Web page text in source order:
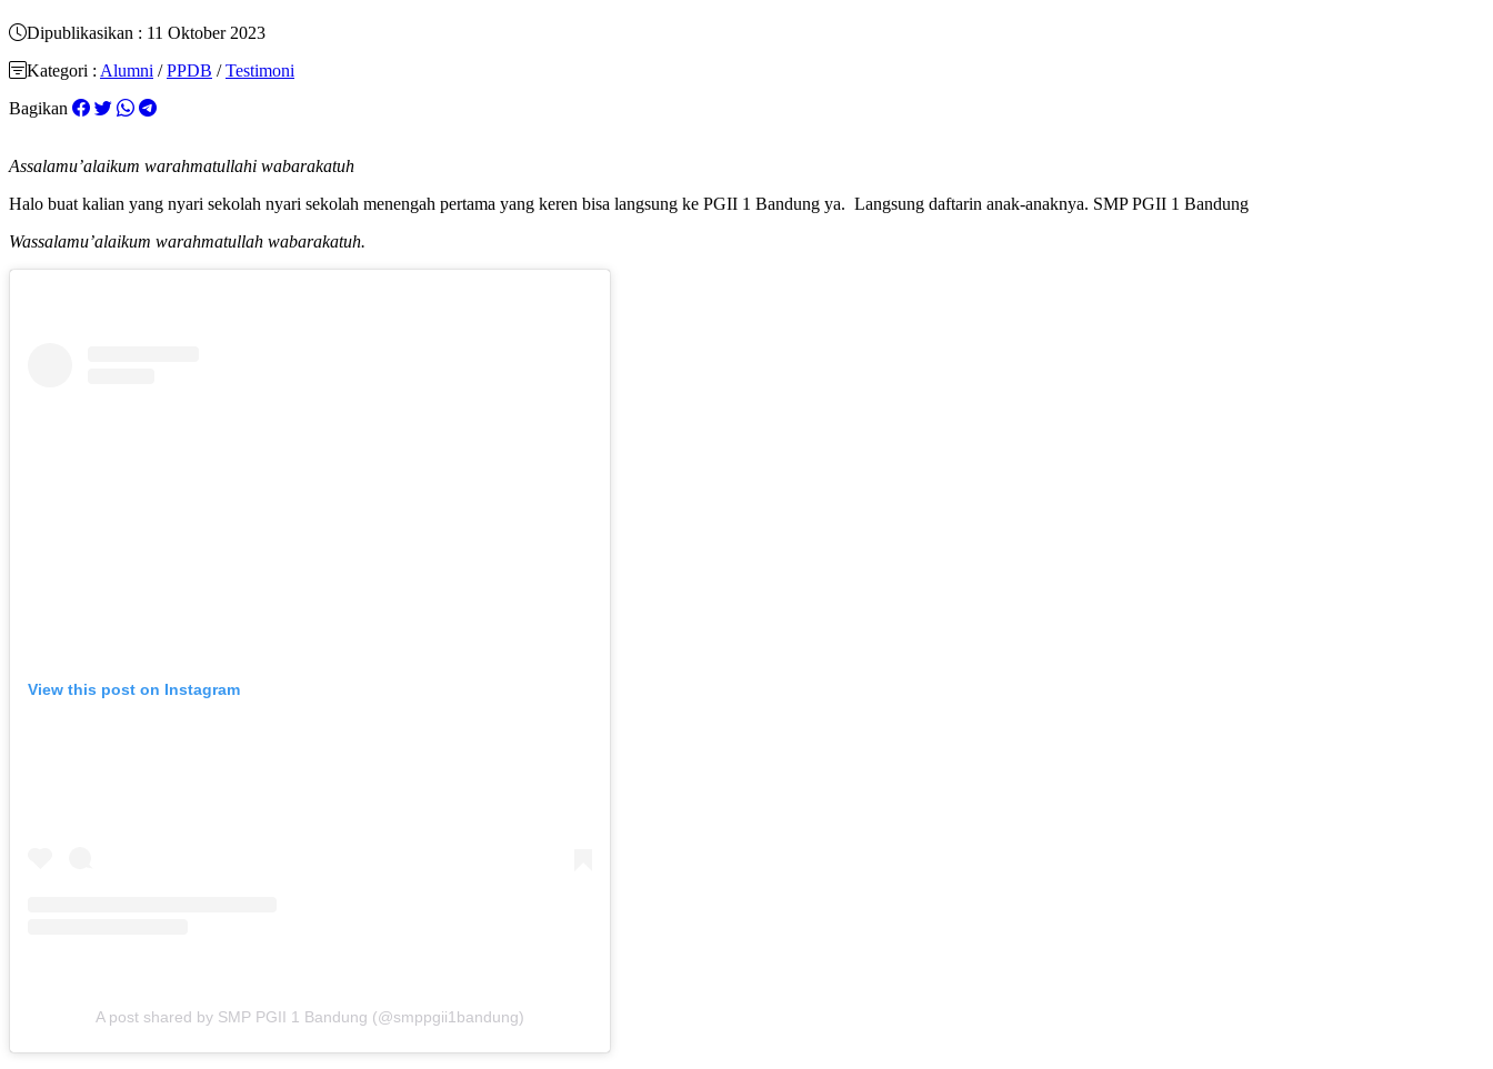
Dipublikasikan : 11 Oktober 2023
Kategori : Alumni /PPDB /Testimoni
Bagikan
Assalamu’alaikum warahmatullahi wabarakatuh
Halo buat kalian yang nyari sekolah nyari sekolah menengah pertama yang keren bisa langsung ke PGII 1 Bandung ya. Langsung daftarin anak-anaknya. SMP PGII 1 Bandung
Wassalamu’alaikum warahmatullah wabarakatuh.
View this post on Instagram
A post shared by SMP PGII 1 Bandung (@smppgii1bandung)